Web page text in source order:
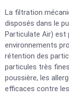
La filtration
disposés dans le
Particulate Air) est
environnements
rétention des
particules très
poussière, les
efficaces contre